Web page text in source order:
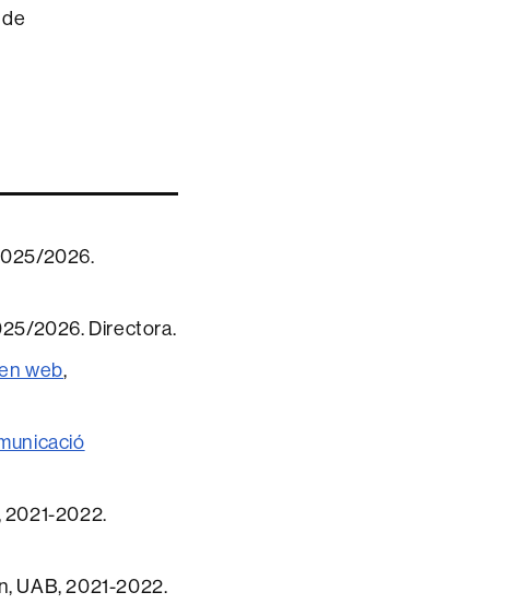
2026.
2026. Directora.
web,
2021-2022.
UAB, 2021-2022.